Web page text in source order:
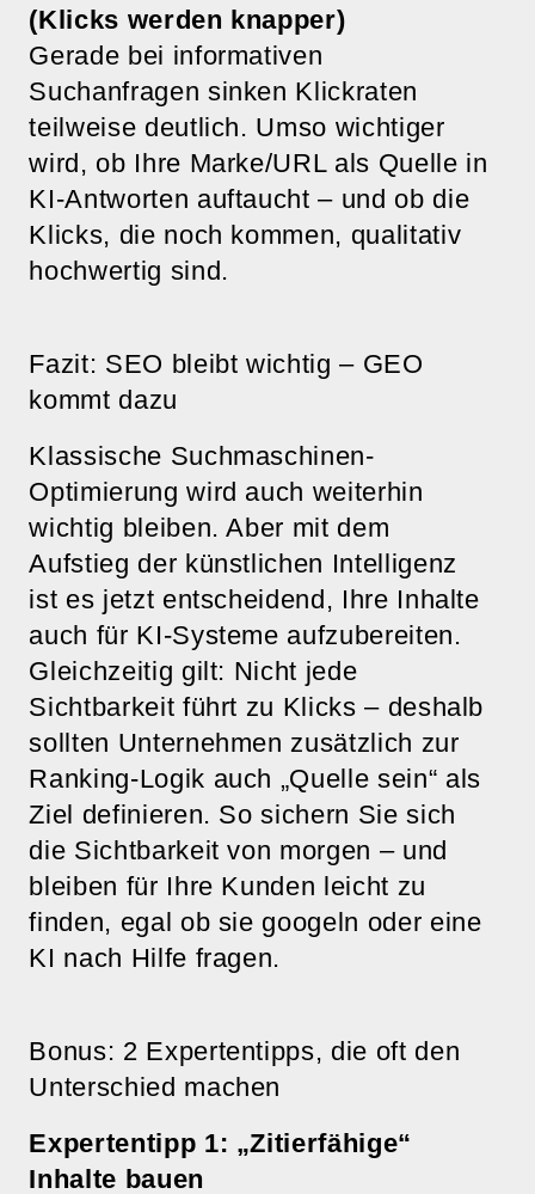
(Klicks werden knapper)
Gerade bei informativen
Suchanfragen sinken Klickraten
teilweise deutlich. Umso wichtiger
wird, ob Ihre Marke/URL als Quelle in
KI-Antworten auftaucht – und ob die
Klicks, die noch kommen, qualitativ
hochwertig sind.
Fazit: SEO bleibt wichtig – GEO
kommt dazu
Klassische Suchmaschinen-
Optimierung wird auch weiterhin
wichtig bleiben. Aber mit dem
Aufstieg der künstlichen Intelligenz
ist es jetzt entscheidend, Ihre Inhalte
auch für KI-Systeme aufzubereiten.
Gleichzeitig gilt: Nicht jede
Sichtbarkeit führt zu Klicks – deshalb
sollten Unternehmen zusätzlich zur
Ranking-Logik auch „Quelle sein“ als
Ziel definieren. So sichern Sie sich
die Sichtbarkeit von morgen – und
bleiben für Ihre Kunden leicht zu
finden, egal ob sie googeln oder eine
KI nach Hilfe fragen.
Bonus: 2 Expertentipps, die oft den
Unterschied machen
Expertentipp 1: „Zitierfähige“
Inhalte bauen